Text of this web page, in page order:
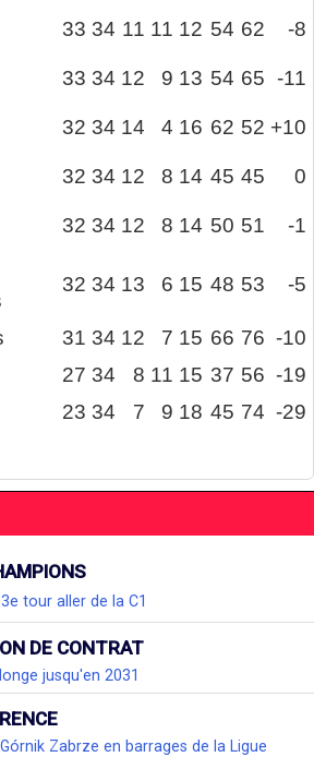
33 34 11 11 12 54 62 -8
33 34 12 9 13 54 65 -11
32 34 14 4 16 62 52 +10
32 34 12 8 14 45 45 0
32 34 12 8 14 50 51 -1
32 34 13 6 15 48 53 -5
31 34 12 7 15 66 76 -10
27 34 8 11 15 37 56 -19
23 34 7 9 18 45 74 -29
tour aller de la C1
DE CONTRAT
jusqu'en 2031
Zabrze en barrages de la Ligue